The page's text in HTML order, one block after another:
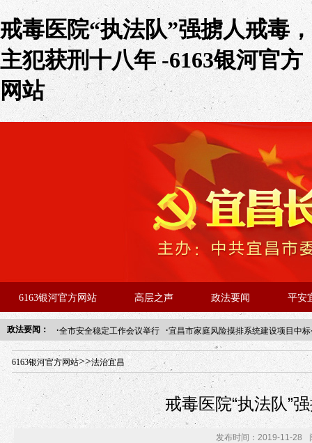
戒毒医院“执法队”强掳人戒毒，
主犯获刑十八年 -6163银河官方
网站
6163银河官方网站 高层之声 政法要闻 平安
政法要闻： ·全市安全稳定工作会议举行 ·宜昌市家庭风险摸排系统建设项目中
年“招才兴业”事业单位人才引进·北京站人民大学入校工作提醒
6163银河官方网站>>法治宜昌
戒毒医院“执法队”
发布时间：2019-11-28